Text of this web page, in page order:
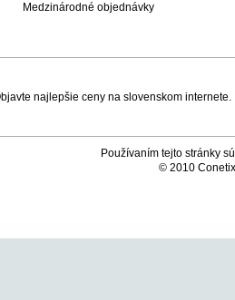
Medzinárodné objednávky
Používaním tejto stránky
© 2010